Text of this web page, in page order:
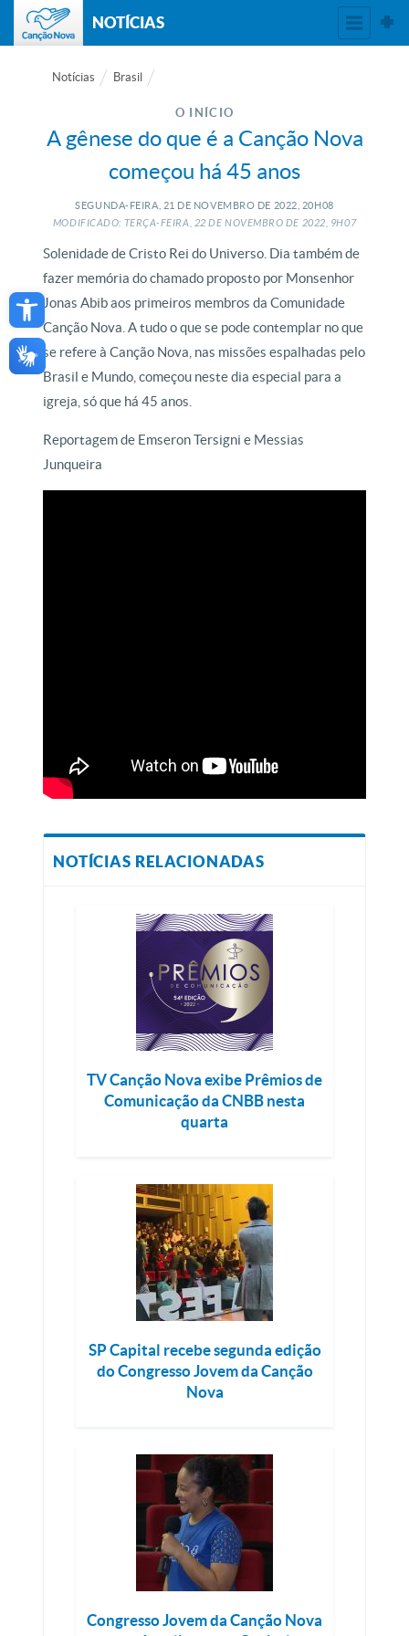
Open toolbar
NOTÍCIAS
Notícias Brasil
O INÍCIO
A gênese do que é a Canção Nova
começou há 45 anos
SEGUNDA-FEIRA, 21 DE NOVEMBRO DE 2022, 20H08
MODIFICADO: TERÇA-FEIRA, 22 DE NOVEMBRO DE 2022, 9H07
Solenidade de Cristo Rei do Universo. Dia também de
fazer memória do chamado proposto por Monsenhor
Jonas Abib aos primeiros membros da Comunidade
Canção Nova. A tudo o que se pode contemplar no que
se refere à Canção Nova, nas missões espalhadas pelo
Brasil e Mundo, começou neste dia especial para a
igreja, só que há 45 anos.
Reportagem de Emseron Tersigni e Messias
Junqueira
NOTÍCIAS RELACIONADAS
TV Canção Nova exibe Prêmios de
Comunicação da CNBB nesta
quarta
SP Capital recebe segunda edição
do Congresso Jovem da Canção
Nova
Congresso Jovem da Canção Nova